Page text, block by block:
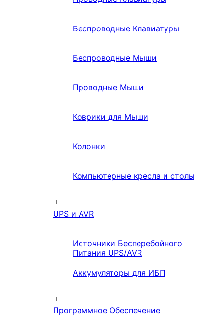
Беспроводные Клавиатуры
Беспроводные Мыши
Проводные Мыши
Коврики для Мыши
Колонки
Компьютерные кресла и столы
UPS и AVR
Источники Бесперебойного
Питания UPS/AVR
Аккумуляторы для ИБП
Программное Обеспечение